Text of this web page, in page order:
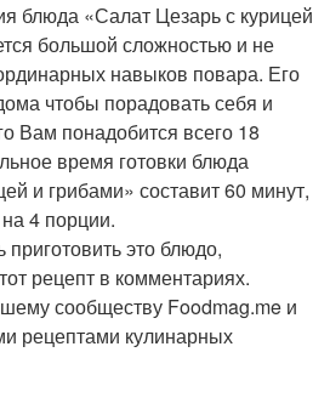
блюда «Салат Цезарь с курицей
большой сложностью и не
навыков повара. Его
чтобы порадовать себя и
Вам понадобится всего 18
время готовки блюда
и грибами» составит 60 минут,
4 порции.
это блюдо,
рецепт в комментариях.
сообществу Foodmag.me и
рецептами кулинарных